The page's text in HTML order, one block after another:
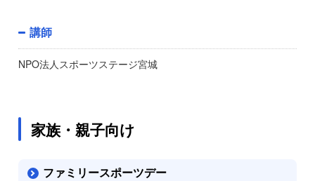
講師
NPO法人スポーツステージ宮城
家族・親子向け
ファミリースポーツデー